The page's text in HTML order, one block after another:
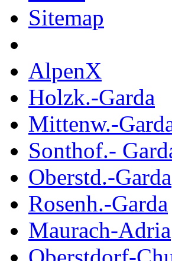
Sitemap
AlpenX
Holzk.-Garda
Mittenw.-
Sonthof.-
Oberstd.-Garda
Rosenh.-Garda
Maurach-Adria